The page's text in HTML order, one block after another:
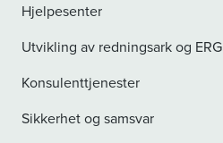
Hjelpesenter
Utvikling av redningsark og ERG
Konsulenttjenester
Sikkerhet og samsvar